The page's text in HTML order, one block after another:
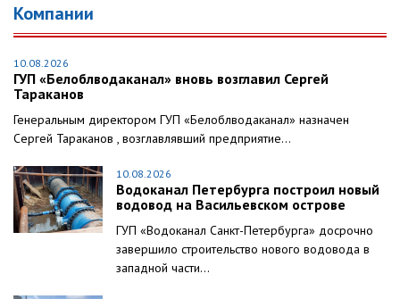
Компании
10.08.2026
ГУП «Белоблводаканал» вновь возглавил Сергей
Тараканов
Генеральным директором ГУП «Белоблводаканал» назначен
Сергей Тараканов , возглавлявший предприятие...
10.08.2026
Водоканал Петербурга построил новый
водовод на Васильевском острове
ГУП «Водоканал Санкт-Петербурга» досрочно
завершило строительство нового водовода в
западной части...